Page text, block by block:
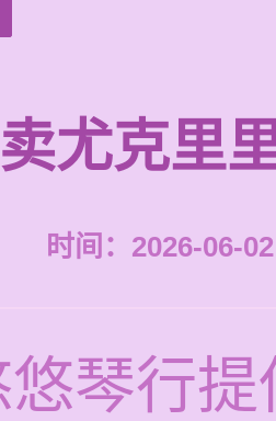
卖尤克里
时间：2026-06-
琴行